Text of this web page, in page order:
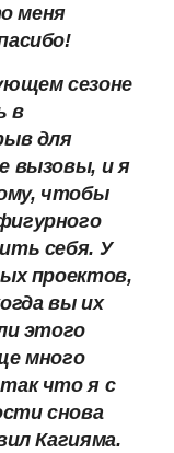
меня
сезоне
в
для
вызовы, и я
чтобы
себя. У
проектов,
вы их
этого
много
что я с
снова
Кагияма.